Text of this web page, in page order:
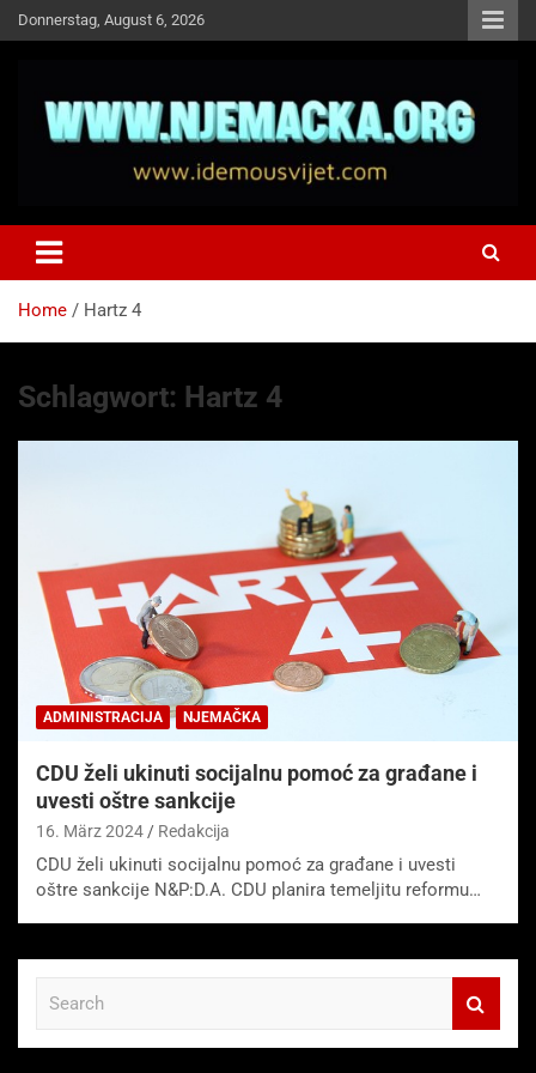
Skip
to
Donnerstag, August 6, 2026
Idemo u Svijet-Njemacka!
Home Hartz 4
Schlagwort: Hartz 4
ADMINISTRACIJA NJEMAČKA
CDU želi ukinuti socijalnu pomoć za građane i
uvesti oštre sankcije
16. März 2024 Redakcija
CDU želi ukinuti socijalnu pomoć za građane i uvesti
oštre sankcije N&P:D.A. CDU planira temeljitu reformu…